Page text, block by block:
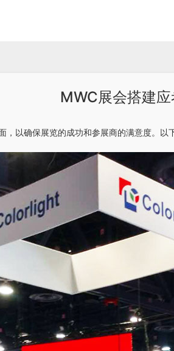
MWC展会搭建
，以确保展览的成功和参展商的满意度。以